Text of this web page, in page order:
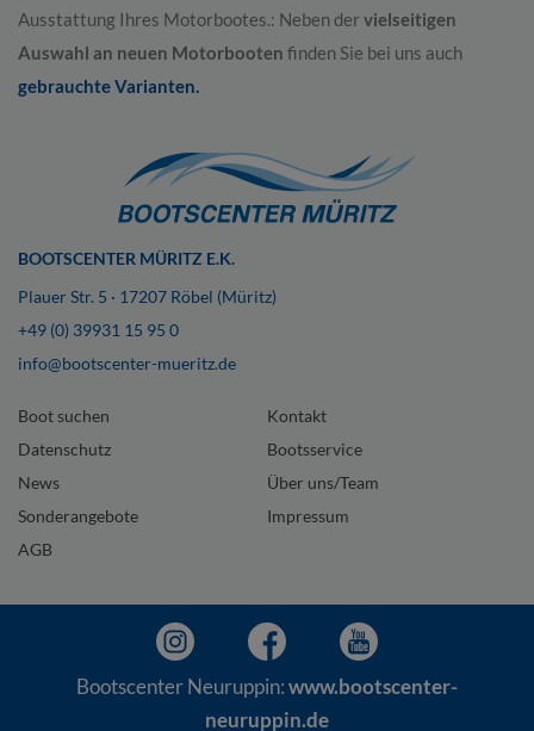
Ausstattung Ihres Motorbootes.: Neben dervielseitigen
Auswahl an neuen Motorbooten finden Sie bei uns auch
gebrauchte Varianten.
BOOTSCENTER MÜRITZ E.K.
Plauer Str. 5 · 17207 Röbel (Müritz)
+49 (0) 39931 15 95 0
info@bootscenter-mueritz.de
Boot suchen
Kontakt
Datenschutz
Bootsservice
News
Über uns/Team
Sonderangebote
Impressum
AGB
Bootscenter Neuruppin:www.bootscenter-
neuruppin.de